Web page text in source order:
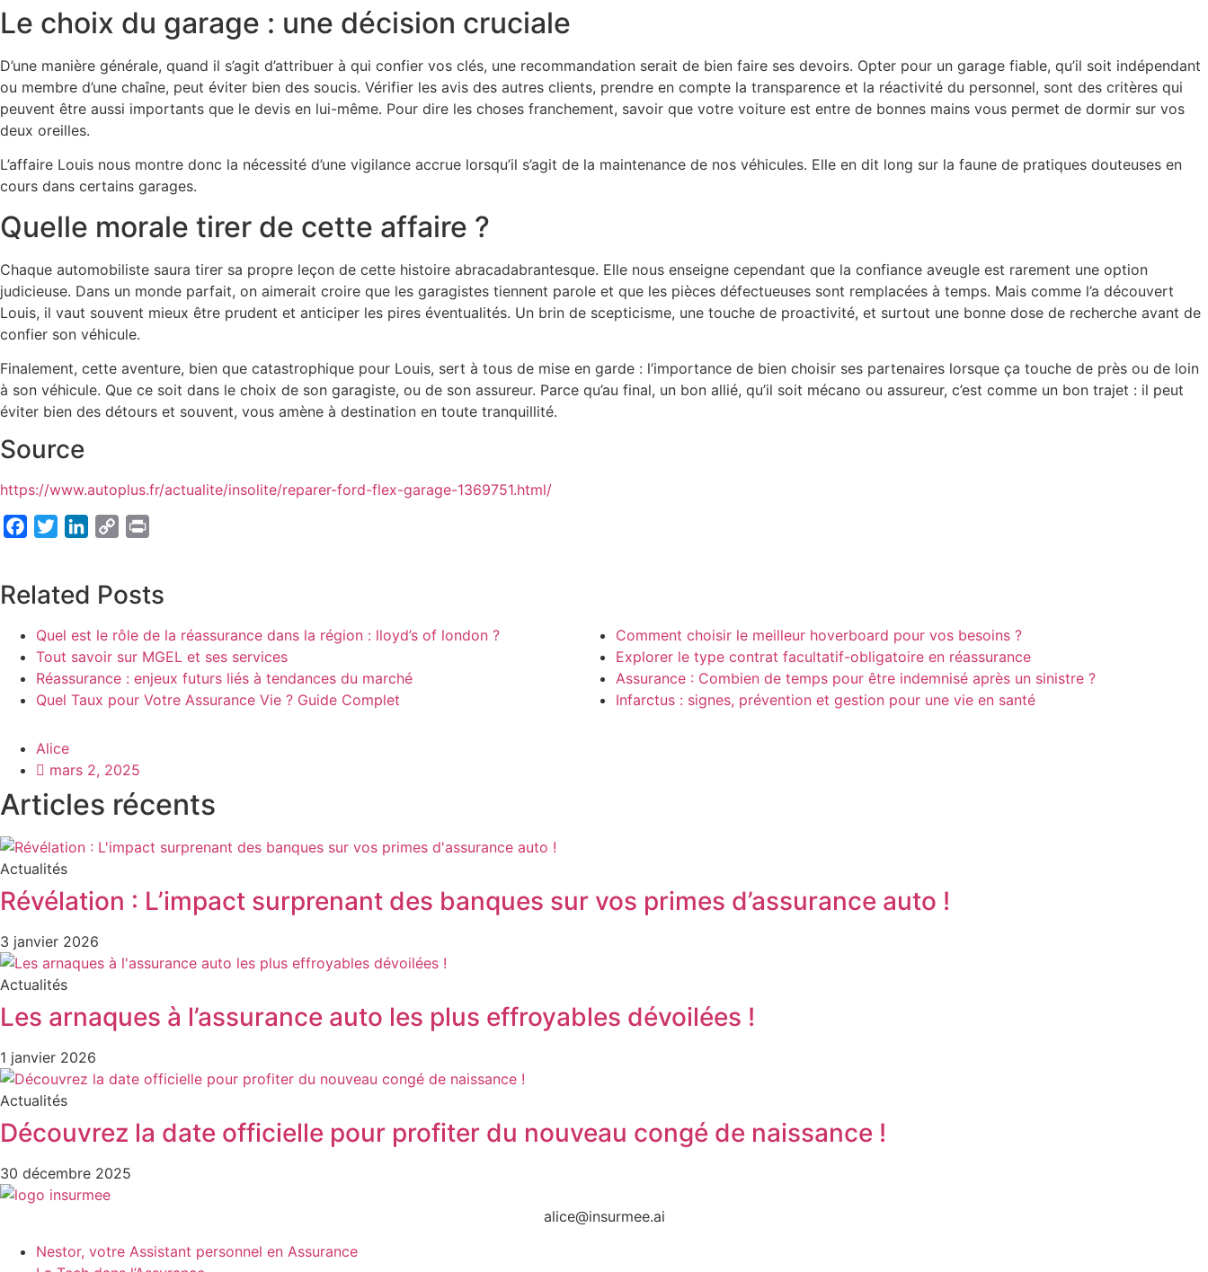
Le choix du garage : une décision cruciale
D’une manière générale, quand il s’agit d’attribuer à qui confier vos clés, une recommandation serait de bien faire ses devoirs. Opter pour un garage fiable, qu’il soit indépendant
ou membre d’une chaîne, peut éviter bien des soucis. Vérifier les avis des autres clients, prendre en compte la transparence et la réactivité du personnel, sont des critères qui
peuvent être aussi importants que le devis en lui-même. Pour dire les choses franchement, savoir que votre voiture est entre de bonnes mains vous permet de dormir sur vos
deux oreilles.
L’affaire Louis nous montre donc la nécessité d’une vigilance accrue lorsqu’il s’agit de la maintenance de nos véhicules. Elle en dit long sur la faune de pratiques douteuses en
cours dans certains garages.
Quelle morale tirer de cette affaire ?
Chaque automobiliste saura tirer sa propre leçon de cette histoire abracadabrantesque. Elle nous enseigne cependant que la confiance aveugle est rarement une option
judicieuse. Dans un monde parfait, on aimerait croire que les garagistes tiennent parole et que les pièces défectueuses sont remplacées à temps. Mais comme l’a découvert
Louis, il vaut souvent mieux être prudent et anticiper les pires éventualités. Un brin de scepticisme, une touche de proactivité, et surtout une bonne dose de recherche avant de
confier son véhicule.
Finalement, cette aventure, bien que catastrophique pour Louis, sert à tous de mise en garde : l’importance de bien choisir ses partenaires lorsque ça touche de près ou de loin
à son véhicule. Que ce soit dans le choix de son garagiste, ou de son assureur. Parce qu’au final, un bon allié, qu’il soit mécano ou assureur, c’est comme un bon trajet : il peut
éviter bien des détours et souvent, vous amène à destination en toute tranquillité.
Source
https://www.autoplus.fr/actualite/insolite/reparer-ford-flex-garage-1369751.html/
FacebookTwitterLinkedIn
Copy
Related Posts
Quel est le rôle de la réassurance dans la région : lloyd’s of london ?
Tout savoir sur MGEL et ses services
Réassurance : enjeux futurs liés à tendances du marché
Quel Taux pour Votre Assurance Vie ? Guide Complet
Comment choisir le meilleur hoverboard pour vos besoins ?
Explorer le type contrat facultatif-obligatoire en réassurance
Assurance : Combien de temps pour être indemnisé après un sinistre ?
Infarctus : signes, prévention et gestion pour une vie en santé
Alice
mars 2, 2025
Articles récents
Actualités
Révélation : L’impact surprenant des banques sur vos primes d’assurance auto !
3 janvier 2026
Actualités
Les arnaques à l’assurance auto les plus effroyables dévoilées !
1 janvier 2026
Actualités
Découvrez la date officielle pour profiter du nouveau congé de naissance !
30 décembre 2025
alice@insurmee.ai
Nestor, votre Assistant personnel en Assurance